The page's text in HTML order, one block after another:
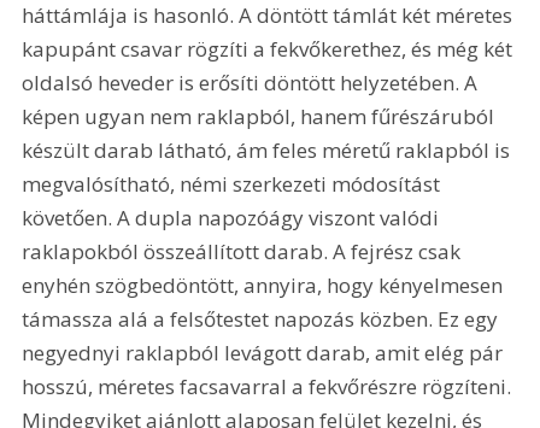
háttámlája is hasonló. A döntött támlát két méretes
kapupánt csavar rögzíti a fekvőkerethez, és még két
oldalsó heveder is erősíti döntött helyzetében. A
képen ugyan nem raklapból, hanem fűrészáruból
készült darab látható, ám feles méretű raklapból is
megvalósítható, némi szerkezeti módosítást
követően. A dupla napozóágy viszont valódi
raklapokból összeállított darab. A fejrész csak
enyhén szögbedöntött, annyira, hogy kényelmesen
támassza alá a felsőtestet napozás közben. Ez egy
negyednyi raklapból levágott darab, amit elég pár
hosszú, méretes facsavarral a fekvőrészre rögzíteni.
Mindegyiket ajánlott alaposan felület kezelni, és